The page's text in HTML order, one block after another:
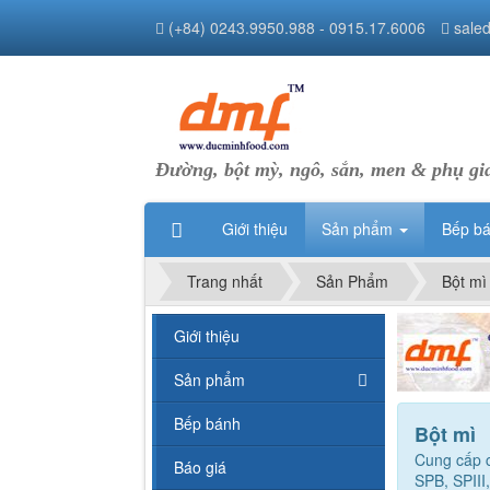
Đường, bột mỳ, ngô, sắn, men & phụ
Giới thiệu Sản phẩm Bếp
(+84) 0243.9950.988 - 0915.17.6006
Trang nhất Sản Phẩm Bột mì
Bột mì
Cung cấp
SPB,
Giới thiệu
Sản phẩm
Bếp bánh
Báo giá